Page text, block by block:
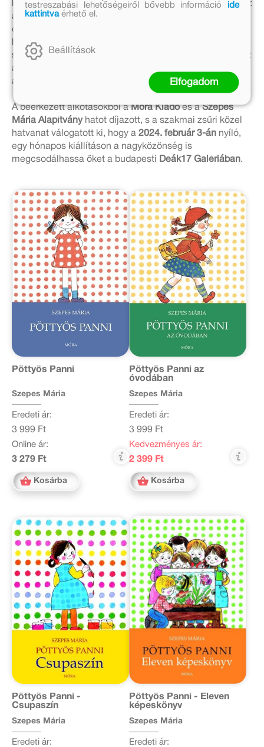
készült robotot is. Több pályázó is megosztotta velünk az
alkotások születésének hátterét, a Pannihoz köthető
emlékeit, élményeit. Hatalmas öröm érezni és tudni,
hogy Pöttyös Panni és barátai még mindig ott élnek a
szülők, nagyszülők, pedagógusok és ami a legfontosabb:
a gyerekek szíve közepén” – mondta el Kovács Zsanett,
a Móra Kiadó pályázatért felelős munkatársa.
A beérkezett alkotásokból aMóra Kiadóés aSzepes
Mária Alapítványhatot díjazott, s a szakmai zsűri közel
hatvanat válogatott ki, hogy a 2024. február 3-án nyíló,
egy hónapos kiállításon a nagyközönség is
megcsodálhassa őket a budapesti Deák17 Galériában.
Pöttyös Panni
Szepes Mária
Eredeti ár:
3 999 Ft
Online ár:
3 279 Ft
Kosárba
Pöttyös Panni az
óvodában
Szepes Mária
Eredeti ár:
3 999 Ft
Kedvezményes ár:
2 399 Ft
Kosárba
Pöttyös Panni -
Csupaszín
Szepes Mária
Eredeti ár:
Pöttyös Panni - Eleven
képeskönyv
Szepes Mária
Eredeti ár:
testreszabási lehetőségeiről bővebb információ
ide
kattintvaérhető el.
Beállítások
Elfogadom